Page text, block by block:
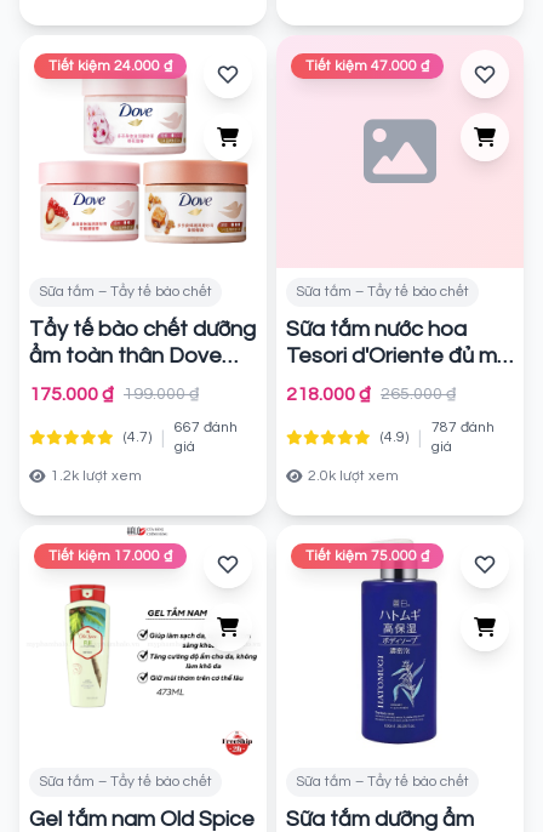
Tiết kiệm 24.000 ₫
Sữa tắm – Tẩy tế bào chết
Tẩy tế bào chết dưỡng
ẩm toàn thân Dove
280g (Bản Trung)
175.000 ₫ 199.000 ₫
(4.7)
667 đánh
giá
1.2k lượt xem
Tiết kiệm 47.000 ₫
Sữa tắm – Tẩy tế bào chết
Sữa tắm nước hoa
Tesori d'Oriente đủ mùi
Chính hãng
218.000 ₫ 265.000 ₫
(4.9)
787 đánh
giá
2.0k lượt xem
Tiết kiệm 17.000 ₫
Sữa tắm – Tẩy tế bào chết
Gel tắm nam Old Spice
Tiết kiệm 75.000 ₫
Sữa tắm – Tẩy tế bào chết
Sữa tắm dưỡng ẩm